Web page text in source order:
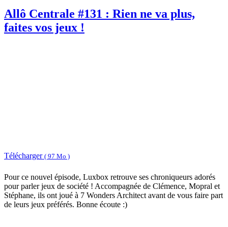
Allô Centrale #131 : Rien ne va plus,
faites vos jeux !
Télécharger ( 97 Mo )
Pour ce nouvel épisode, Luxbox retrouve ses chroniqueurs adorés
pour parler jeux de société ! Accompagnée de Clémence, Mopral et
Stéphane, ils ont joué à 7 Wonders Architect avant de vous faire part
de leurs jeux préférés. Bonne écoute :)